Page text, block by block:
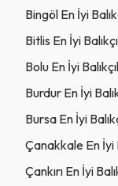
Bingöl En İyi
Bitlis En İyi
Bolu En İyi
Burdur En İyi
Bursa En İyi
Çanakkale En İyi
Çankırı En İyi